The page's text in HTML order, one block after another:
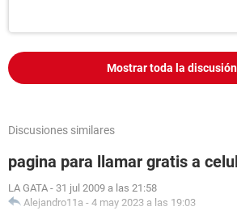
Mostrar toda la discusión
Discusiones similares
pagina para llamar gratis a
LA GATA - 31 jul 2009 a las 21:58
Alejandro11a - 4 may 2023 a las 19:03